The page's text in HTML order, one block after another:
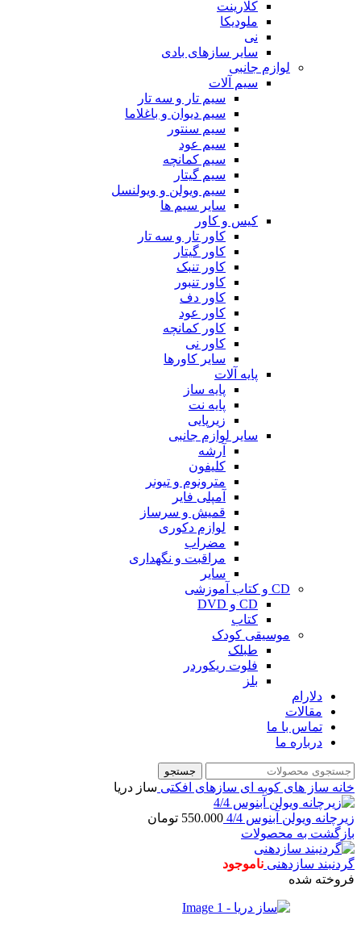
کلارینت
ملودیکا
نی
سایر سازهای بادی
لوازم جانبی
سیم آلات
سیم تار و سه تار
سیم دیوان و باغلاما
سیم سنتور
سیم عود
سیم کمانچه
سیم گیتار
سیم ویولن و ویولنسل
سایر سیم ها
کیس و کاور
کاور تار و سه تار
کاور گیتار
کاور تنبک
کاور تنبور
کاور دف
کاور عود
کاور کمانچه
کاور نی
سایر کاورها
پایه آلات
پایه ساز
پایه نت
زیرپایی
سایر لوازم جانبی
آرشه
کلیفون
مترونوم و تیونر
آمپلی فایر
قمیش و سرساز
لوازم دکوری
مضراب
مراقبت و نگهداری
سایر
CD و کتاب آموزشی
CD و DVD
کتاب
موسیقی کودک
طبلک
فلوت ریکوردر
بلز
دلارام
مقالات
تماس با ما
درباره ما
جستجو
خانه ساز های کوبه ای سازهای افکتی ساز دریا
زیرچانه ویولن آبنوس 4/4 550.000 تومان
بازگشت به محصولات
گردنبند سازدهنی ناموجود
فروخته شده